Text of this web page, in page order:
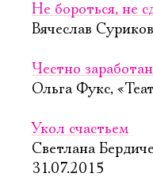
Не бороться, не
Вячеслав
Честно
Ольга Фукс,
Укол счастьем
Светлана
31.07.2015